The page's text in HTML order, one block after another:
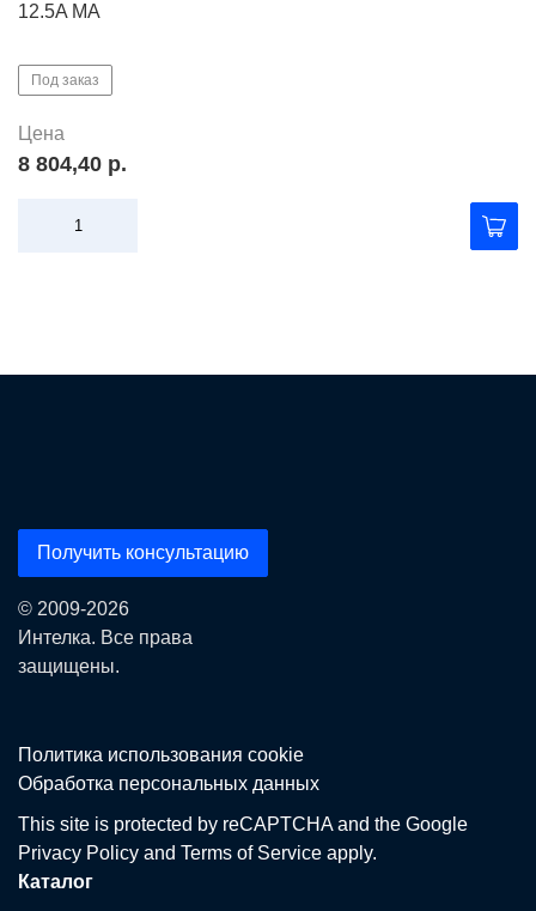
12.5A MA
Под заказ
Цена
8 804,40 р.
Получить консультацию
© 2009-2026
Интелка. Все права
защищены.
Политика использования сookie
Обработка персональных данных
This site is protected by reCAPTCHA and the Google
Privacy Policy and Terms of Service apply.
Каталог